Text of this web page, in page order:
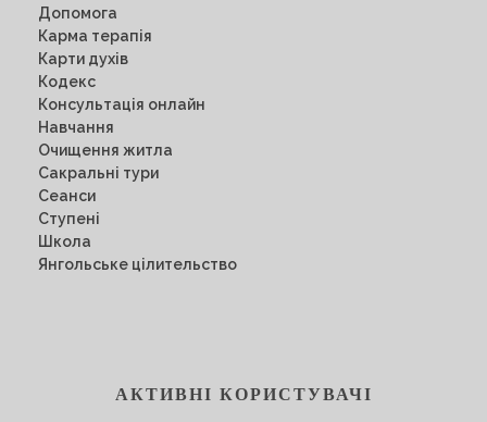
Допомога
Карма терапія
Карти духів
Кодекс
Консультація онлайн
Навчання
Очищення житла
Сакральні тури
Сеанси
Ступені
Школа
Янгольське цілительство
АКТИВНІ КОРИСТУВАЧІ